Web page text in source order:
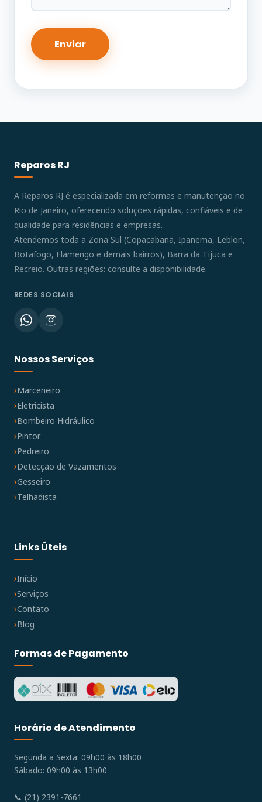
Reparos RJ
A Reparos RJ é especializada em reformas e manutenção no
Rio de Janeiro, oferecendo soluções rápidas, confiáveis e de
qualidade para residências e empresas.
Atendemos toda a Zona Sul (Copacabana, Ipanema, Leblon,
Botafogo, Flamengo e demais bairros), Barra da Tijuca e
Recreio. Outras regiões: consulte a disponibilidade.
REDES SOCIAIS
Nossos Serviços
Marceneiro
Eletricista
Bombeiro Hidráulico
Pintor
Pedreiro
Detecção de Vazamentos
Gesseiro
Telhadista
Links Úteis
Início
Serviços
Contato
Blog
Formas de Pagamento
Horário de Atendimento
Segunda a Sexta: 09h00 às 18h00
Sábado: 09h00 às 13h00
📞 (21) 2391-7661